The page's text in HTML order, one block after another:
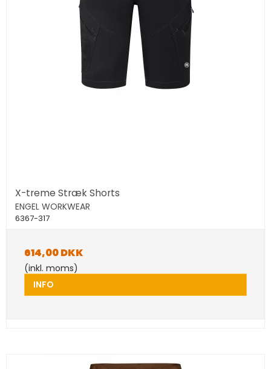
X-treme Stræk Shorts
ENGEL WORKWEAR
6367-317
614,00 DKK
(inkl. moms)
INFO